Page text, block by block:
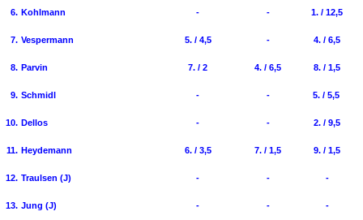
6. Kohlmann - - 1. / 12,5
7. Vespermann 5. / 4,5 - 4. / 6,5
8. Parvin 7. / 2 4. / 6,5 8. / 1,5
9. Schmidl - - 5. / 5,5
10. Dellos - - 2. / 9,5
11. Heydemann 6. / 3,5 7. / 1,5 9. / 1,5
12. Traulsen (J) - - -
13. Jung (J) - - -